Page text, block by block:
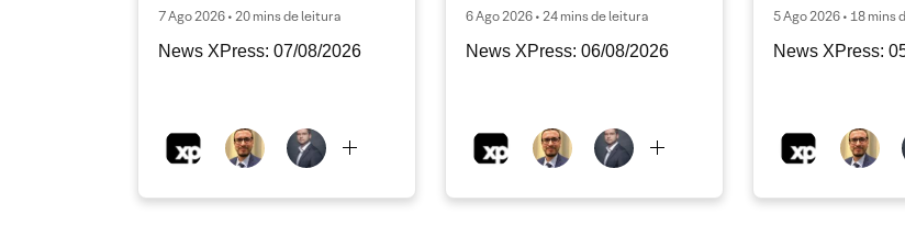
7 Ago 2026 • 20 mins de leitura
News XPress: 07/08/2026
6 Ago 2026 • 24 mins de leitura
News XPress: 06/08/2026
5 Ago 2026 • 18 mins
News XPress: